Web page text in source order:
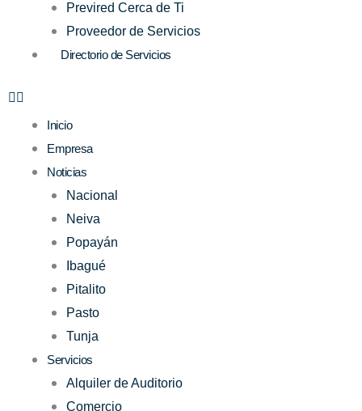
Previred Cerca de Ti
Proveedor de Servicios
Directorio de Servicios
Inicio
Empresa
Noticias
Nacional
Neiva
Popayán
Ibagué
Pitalito
Pasto
Tunja
Servicios
Alquiler de Auditorio
Comercio